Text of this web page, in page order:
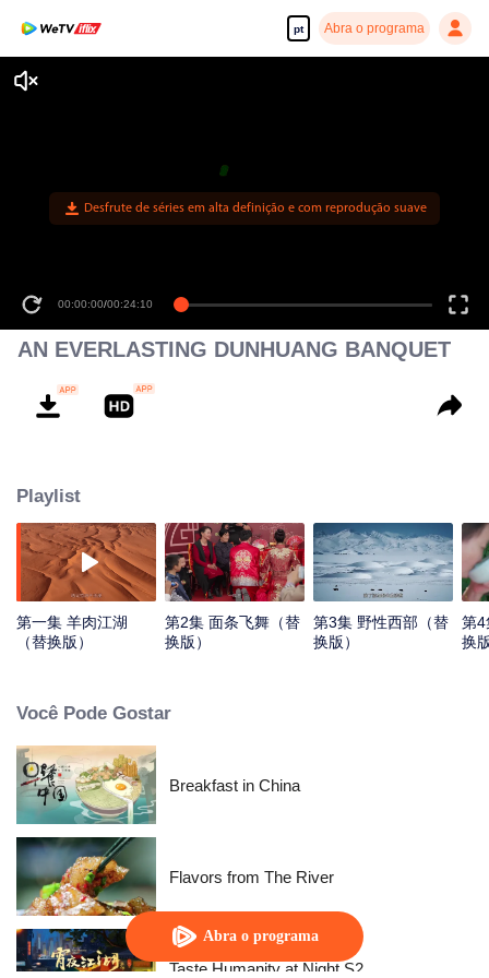
pt Abra o programa
Abra o programa
Desfrute de séries em alta definição e com reprodução suave
00:00:00/00:24:10
AN EVERLASTING DUNHUANG BANQUET
Playlist
第一集 羊肉江湖
（替换版）
第2集 面条飞舞（替
换版）
第3集 野性西部（替
换版）
第4
换
Você Pode Gostar
Breakfast in China
Flavors from The River
Taste Humanity at Night S2